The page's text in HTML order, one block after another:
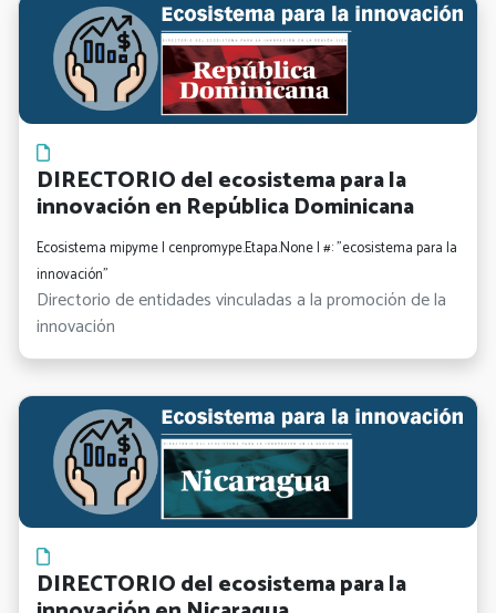
DIRECTORIO del ecosistema para la
innovación en República Dominicana
Ecosistema mipyme | cenpromype.Etapa.None | #: "ecosistema para la
innovación"
Directorio de entidades vinculadas a la promoción de la
innovación
DIRECTORIO del ecosistema para la